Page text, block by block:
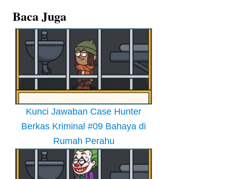
Baca Juga
Kunci Jawaban Case Hunter
Berkas Kriminal #09 Bahaya di
Rumah Perahu